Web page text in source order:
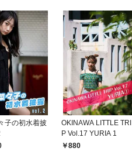
子の初水着披
OKINAWA LITTLE TRI
P Vol.17 YURIA 1
880